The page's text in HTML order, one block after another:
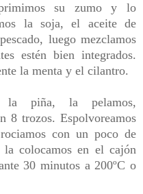
su zumo y lo
la soja, el aceite de
luego mezclamos
estén bien integrados.
la menta y el cilantro.
la piña, la pelamos,
8 trozos. Espolvoreamos
con un poco de
colocamos en el cajón
30 minutos a 200ºC o